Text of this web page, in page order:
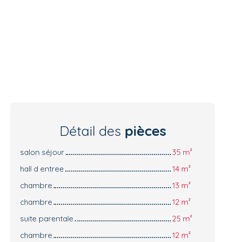
Détail des pièces
salon séjour
35 m²
hall d entree
14 m²
chambre
13 m²
chambre
12 m²
suite parentale
25 m²
chambre
12 m²